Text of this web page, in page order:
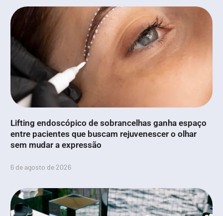
Lifting endoscópico de sobrancelhas ganha espaço
entre pacientes que buscam rejuvenescer o olhar
sem mudar a expressão
6 de agosto de 2026